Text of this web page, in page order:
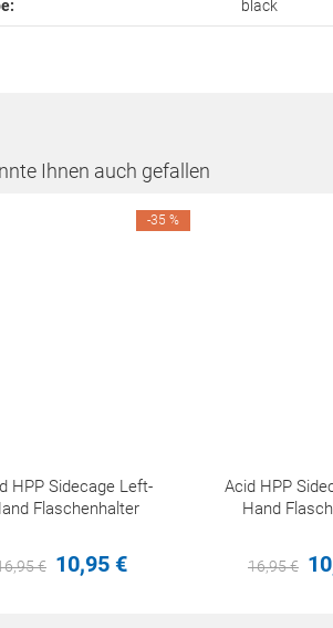
black
Ihnen auch gefallen
HPP Sidecage Left-
Flaschenhalter
95€ 10,95 €
-35 %
Acid HPP
Hand
16,95€